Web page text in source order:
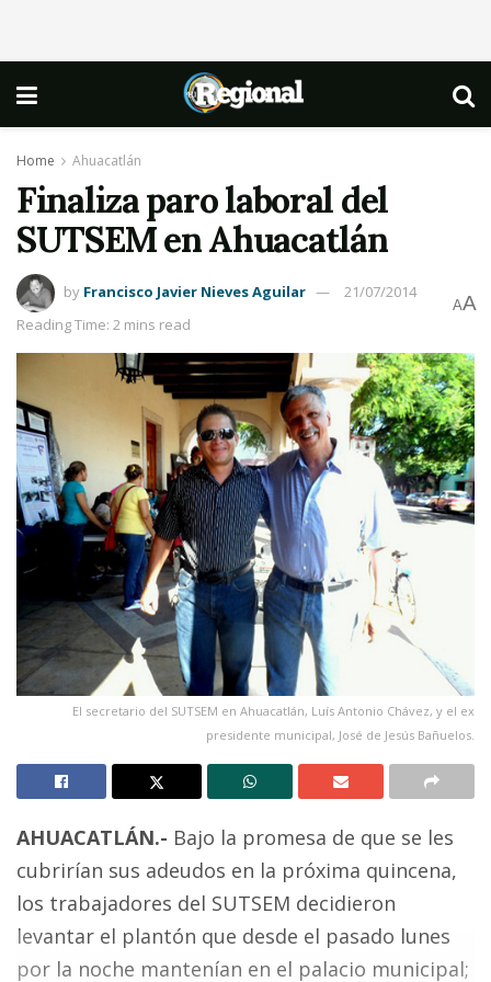
Home Ahuacatlán
Finaliza paro laboral del
SUTSEM en Ahuacatlán
by Francisco Javier Nieves Aguilar
21/07/2014
Reading Time: 2 mins read
AA
El secretario del SUTSEM en Ahuacatlán, Luís Antonio Chávez, y el ex
presidente municipal, José de Jesús Bañuelos.
AHUACATLÁN.- Bajo la promesa de que se les
cubrirían sus adeudos en la próxima quincena,
los trabajadores del SUTSEM decidieron
levantar el plantón que desde el pasado lunes
por la noche mantenían en el palacio municipal;